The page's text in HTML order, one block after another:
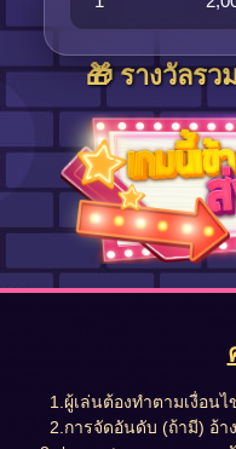
🎁 รางวัลรว
1.ผู้เล่นต้องทำตามเงื่อน
2.การจัดอันดับ (ถ้ามี) อ้